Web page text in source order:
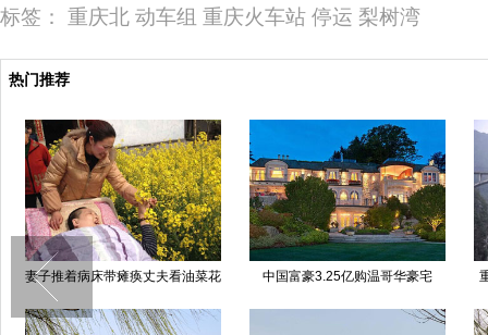
标签： 重庆北 动车组 重庆火车站 停运 梨树湾
热门推荐
妻子推着病床带瘫痪丈夫看油菜花 中国富豪3.25亿购温哥华豪宅